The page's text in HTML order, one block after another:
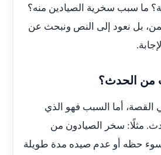
ما سبب سخرية الصيادين منه؟
بل نعود إلى النص ونبحث عن
من الحدث؟
القصة، أما السبب فهو الذي
مثلًا: سخر الصيادون من
سوء حظه أو عدم صيده مدة طويلة